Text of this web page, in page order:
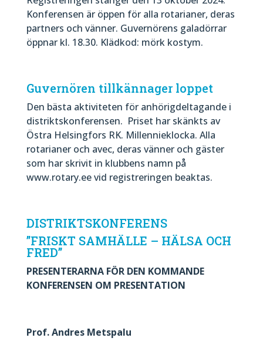
Konferensen är öppen för alla rotarianer, deras
partners och vänner. Guvernörens galadörrar
öppnar kl. 18.30. Klädkod: mörk kostym.
Guvernören tillkännager loppet
Den bästa aktiviteten för anhörigdeltagande i
distriktskonferensen. Priset har skänkts av
Östra Helsingfors RK. Millennieklocka. Alla
rotarianer och avec, deras vänner och gäster
som har skrivit in klubbens namn på
www.rotary.ee vid registreringen beaktas.
DISTRIKTSKONFERENS
”FRISKT SAMHÄLLE – HÄLSA OCH
FRED”
PRESENTERARNA FÖR DEN KOMMANDE
KONFERENSEN OM PRESENTATION
Prof. Andres Metspalu